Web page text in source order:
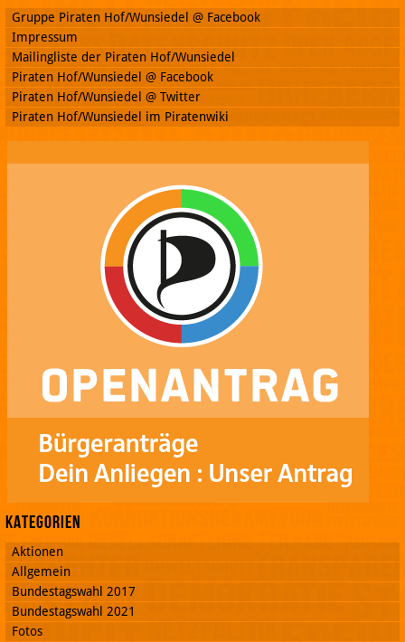
Gruppe Piraten Hof/Wunsiedel @ Facebook
Impressum
Mailingliste der Piraten Hof/Wunsiedel
Piraten Hof/Wunsiedel @ Facebook
Piraten Hof/Wunsiedel @ Twitter
Piraten Hof/Wunsiedel im Piratenwiki
Kategorien
Aktionen
Allgemein
Bundestagswahl 2017
Bundestagswahl 2021
Fotos